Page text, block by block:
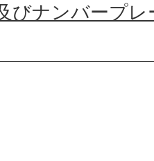
びナンバープ